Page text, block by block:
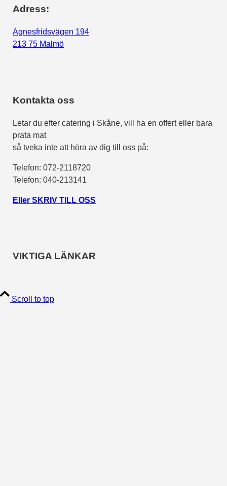
Adress:
Agnesfridsvägen 194
213 75 Malmö
Kontakta oss
Letar du efter catering i Skåne, vill ha en offert eller bara
prata mat
så tveka inte att höra av dig till oss på:
Telefon: 072-2118720
Telefon: 040-213141
Eller SKRIV TILL OSS
VIKTIGA LÄNKAR
Scroll to top